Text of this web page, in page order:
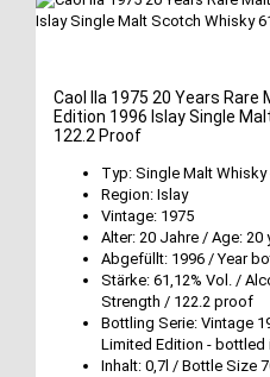
Caol Ila 1975 20 Years
Edition 1996 Islay Single
122.2 Proof
Typ: Single Malt
Region: Islay
Vintage: 1975
Alter: 20 Jahre / Age: 20
Abgefüllt: 1996 / Year
Stärke: 61,12% Vol. /
Strength / 122.2 proof
Bottling Serie: Vintage
Limited Edition - bottled
Inhalt: 0,7l / Bottle Size